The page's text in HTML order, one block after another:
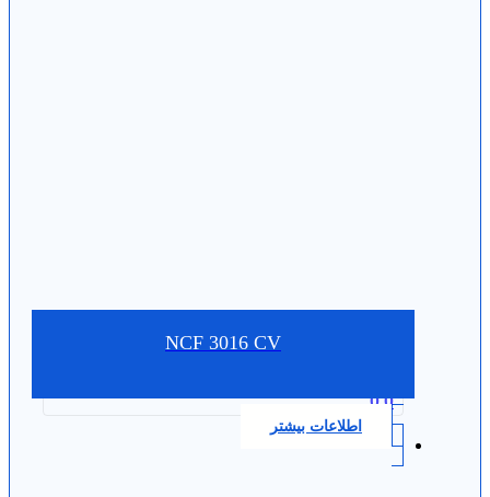
NCF 3016 CV
0.0
اطلاعات بیشتر